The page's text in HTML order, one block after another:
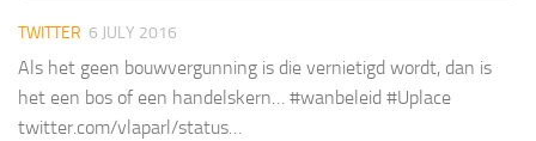
TWITTER 6 JULY 2016
Als het geen bouwvergunning is die vernietigd wordt, dan is
het een bos of een handelskern… #wanbeleid #Uplace
twitter.com/vlaparl/status…